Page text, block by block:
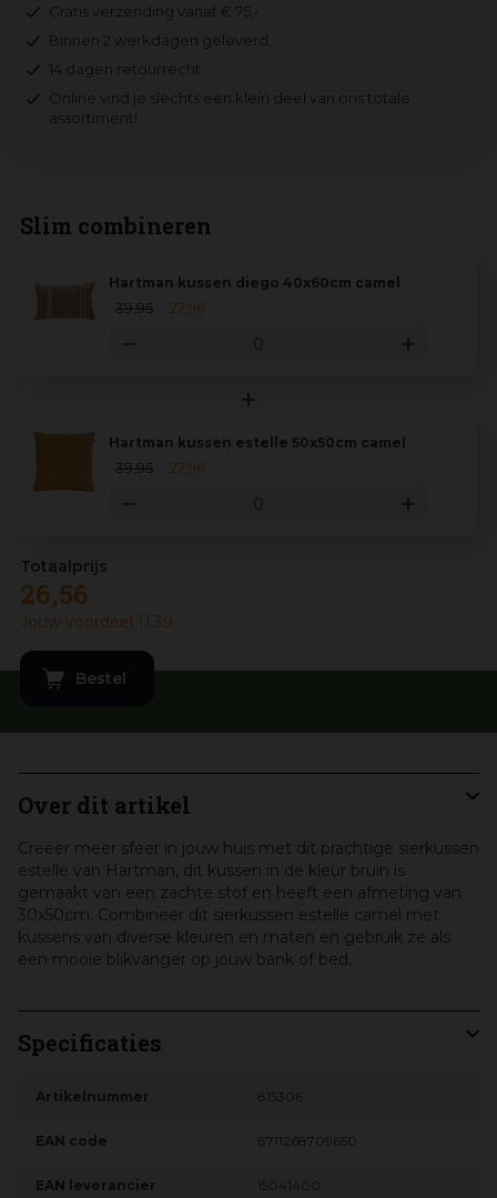
Gratis verzending vanaf € 75,-
Binnen 2 werkdagen geleverd.
14 dagen retourrecht.
Online vind je slechts een klein deel van ons totale
assortiment!
Slim combineren
Hartman kussen diego 40x60cm camel
39,95 2796
Hartman kussen estelle 50x50cm camel
39,95 2796
26,56
Jouw voordeel 11,39
Over dit artikel
Creëer meer sfeer in jouw huis met dit prachtige sierkussen
estelle van Hartman, dit kussen in de kleur bruin is
gemaakt van een zachte stof en heeft een afmeting van
30x50cm. Combineer dit sierkussen estelle camel met
kussens van diverse kleuren en maten en gebruik ze als
een mooie blikvanger op jouw bank of bed.
Specificaties
Artikelnummer 815306
EAN code 8711268709650
EAN leverancier 15041400